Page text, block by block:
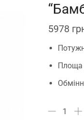
5978
Площа
"Бамбук"